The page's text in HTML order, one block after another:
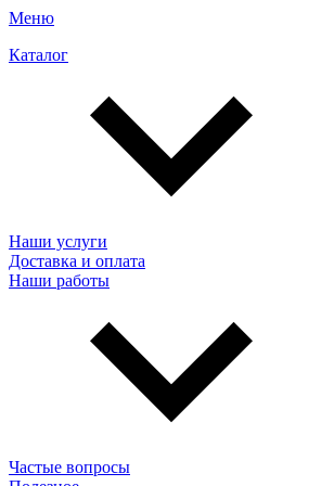
Меню
Каталог
Наши услуги
Доставка и оплата
Наши работы
Частые вопросы